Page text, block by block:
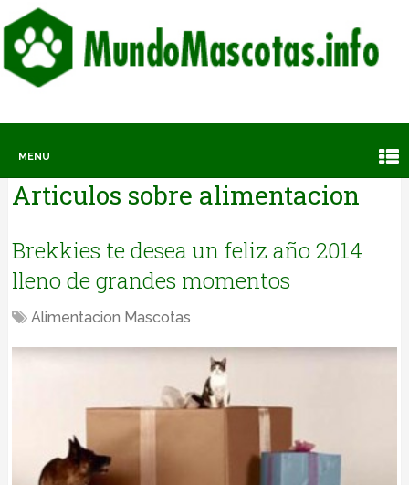
MENU
Articulos sobre alimentacion
Brekkies te desea un feliz año 2014
lleno de grandes momentos
Alimentacion Mascotas